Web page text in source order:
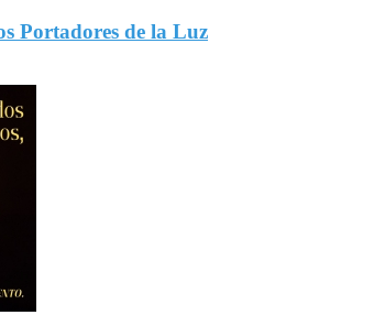
Portadores de la Luz